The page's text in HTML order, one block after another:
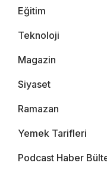
Eğitim
Teknoloji
Magazin
Siyaset
Ramazan
Yemek Tarifleri
Podcast Haber